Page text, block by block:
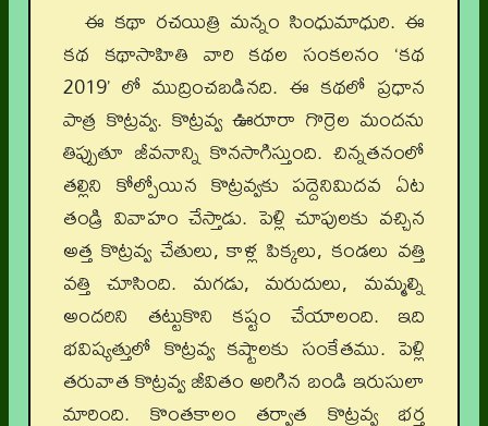
ఈ కథా రచయిత్రి మన్నం సింధుమాధురి. ఈ
కథ కథాసాహితి వారి కథల సంకలనం ‘కథ
2019’ లో ముద్రించబడినది. ఈ కథలో ప్రధాన
పాత్ర కొట్రవ్వ. కొట్రవ్వ ఊరూరా గొర్రెల మందను
తిప్పుతూ జీవనాన్ని కొనసాగిస్తుంది. చిన్నతనంలో
తల్లిని కోల్పోయిన కొట్రవ్వకు పద్దెనిమిదవ ఏట
తండ్రి వివాహం చేస్తాడు. పెళ్లి చూపులకు వచ్చిన
అత్త కొట్రవ్వ చేతులు, కాళ్ల పిక్కలు, కండలు వత్తి
వత్తి చూసింది. మగడు, మరుదులు, మమ్మల్ని
అందరిని తట్టుకొని కష్టం చేయాలంది. ఇది
భవిష్యత్తులో కొట్రవ్వ కష్టాలకు సంకేతము. పెళ్లి
తరువాత కొట్రవ్వ జీవితం అరిగిన బండి ఇరుసులా
మారింది. కొంతకాలం తర్వాత కొట్రవ్వ భర్త